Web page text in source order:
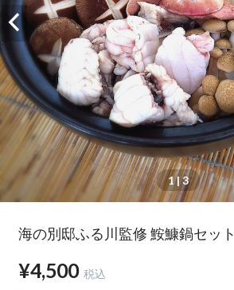
1| 3
海の別邸ふる川監修 鮟鱇鍋セット
¥4,500 税込